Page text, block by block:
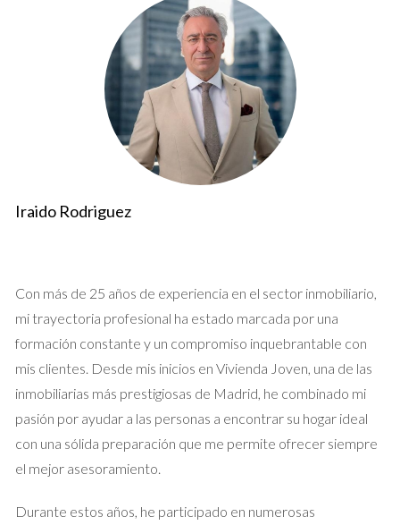
simple te dará tu valor neto.
LLÁMAME AHORA
Estudio de Caso 1: Familia Pérez
La familia Pérez tenía una casa en un vecindario en
crecimiento. El valor de mercado era de 300,000 euros y
tenían una hipoteca pendiente de 150,000 euros. Al calcular
su valor neto, encontraron que era de 150,000 euros.
Estudio de Caso 2: Sr. Gómez
El Sr. Gómez se encontró con que su propiedad estaba
sobrevalorada en comparación con otras en su área. Después
de investigar, descubrió que su casa valía solo 250,000 euros,
pero debía 200,000 euros. Su valor neto era solo 50,000
euros.
No subestimes la importancia de un buen análisis
Iraido Rodriguez
Con más de 25 años de experiencia en el sector inmobiliario,
mi trayectoria profesional ha estado marcada por una
formación constante y un compromiso inquebrantable con
mis clientes. Desde mis inicios en Vivienda Joven, una de las
inmobiliarias más prestigiosas de Madrid, he combinado mi
pasión por ayudar a las personas a encontrar su hogar ideal
con una sólida preparación que me permite ofrecer siempre
el mejor asesoramiento.
Durante estos años, he participado en numerosas